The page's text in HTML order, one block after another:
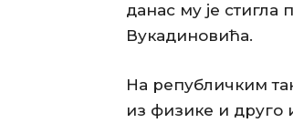
данас му је
Вукадиновића.
На републичким
из физике и друго